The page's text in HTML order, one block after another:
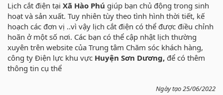
Lịch cắt điện tại Xã Hào Phú giúp bạn chủ động trong sinh
hoạt và sản xuất. Tuy nhiên tùy theo tình hình thời tiết, kế
hoạch các đơn vị ..vì vậy lịch cắt điện có thể được điều chỉnh
hoãn ở một số nơi. Các bạn có thể cập nhật lịch thường
xuyên trên website của Trung tâm Chăm sóc khách hàng,
công ty Điện lực khu vực Huyện Sơn Dương, để có thêm
thông tin cụ thể
Ngày tạo 25/06/2022